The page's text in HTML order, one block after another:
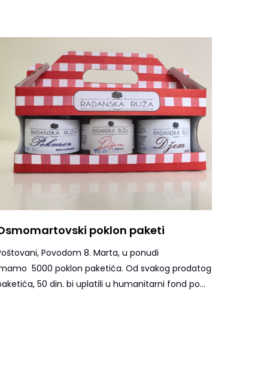
poklon paketi
Povodom 8. Marta, u ponudi
5000 poklon paketića. Od svakog prodatog
50 din. bi uplatili u humanitarni fond po...